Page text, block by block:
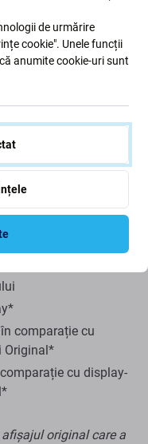
înaltă
comparație cu
Original*
cu display-
original care a
de urmărire
cookie". Unele funcții
anumite cookie-uri sunt